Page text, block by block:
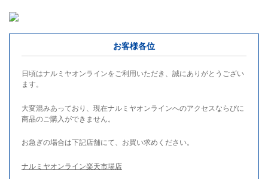
お客様各位
日頃はナルミヤオンラインをご利用いただき、誠にありがとうござい
ます。
大変混みあっており、現在ナルミヤオンラインへのアクセスならびに
商品のご購入ができません。
お急ぎの場合は下記店舗にて、お買い求めください。
ナルミヤオンライン楽天市場店